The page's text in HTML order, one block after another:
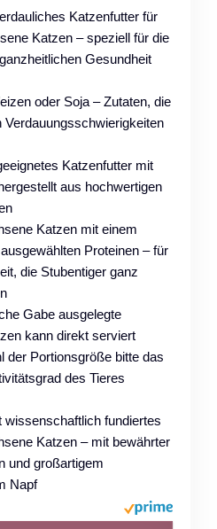
Katzenfutter für
Katzen – speziell für die
Gesundheit
oder Soja – Zutaten, die
Verdauungsschwierigkeiten
Katzenfutter mit
aus hochwertigen
Katzen mit einem
Proteinen – für
die Stubentiger ganz
Gabe ausgelegte
kann direkt serviert
der Portionsgröße bitte das
des Tieres
wissenschaftlich fundiertes
Katzen – mit bewährter
und großartigem
Napf